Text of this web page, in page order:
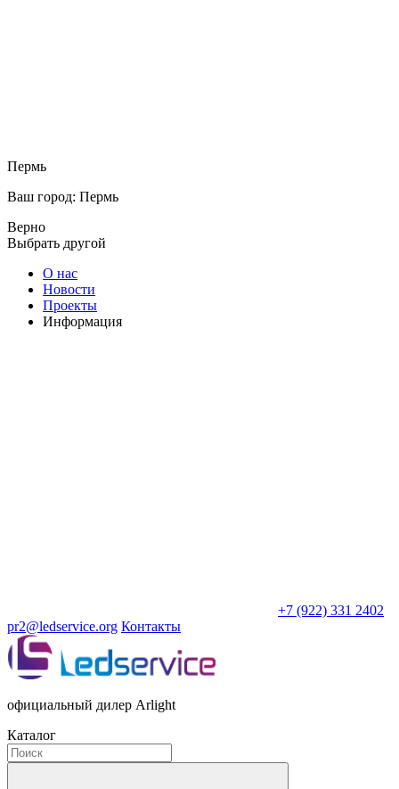
Пермь
Ваш город: Пермь
Верно
Выбрать другой
О нас
Новости
Проекты
Информация
+7 (922) 331 2402
pr2@ledservice.org Контакты
официальный дилер Arlight
Каталог